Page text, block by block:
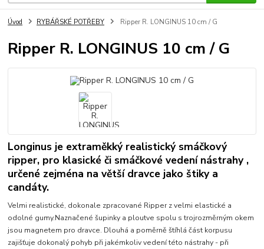
Úvod RYBÁŘSKÉ POTŘEBY Ripper R. LONGINUS 10 cm / G
Ripper R. LONGINUS 10 cm / G
Longinus je extraměkký realistický smáčkový
ripper, pro klasické či smáčkové vedení nástrahy ,
určené zejména na větší dravce jako štiky a
candáty.
Velmi realistické, dokonale zpracované Ripper z velmi elastické a
odolné gumy.Naznačené šupinky a ploutve spolu s trojrozměrným okem
jsou magnetem pro dravce. Dlouhá a poměrně štíhlá část korpusu
zajišťuje dokonalý pohyb při jakémkoliv vedení této nástrahy - při